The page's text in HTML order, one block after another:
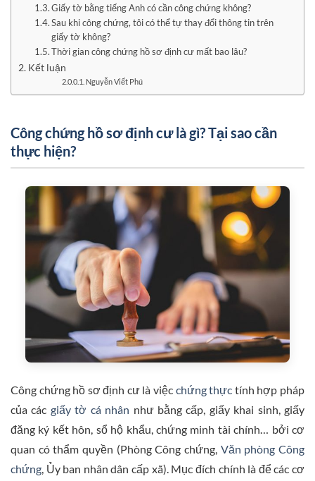
Giấy tờ bằng tiếng Anh có cần công chứng không?
Sau khi công chứng, tôi có thể tự thay đổi thông tin trên
giấy tờ không?
Thời gian công chứng hồ sơ định cư mất bao lâu?
Kết luận
Nguyễn Viết Phú
Công chứng hồ sơ định cư là gì? Tại sao cần
thực hiện?
Công chứng hồ sơ định cư là việc chứng thực tính hợp pháp
của các giấy tờ cá nhân như bằng cấp, giấy khai sinh, giấy
đăng ký kết hôn, sổ hộ khẩu, chứng minh tài chính… bởi cơ
quan có thẩm quyền (Phòng Công chứng, Văn phòng Công
chứng, Ủy ban nhân dân cấp xã). Mục đích chính là để các cơ